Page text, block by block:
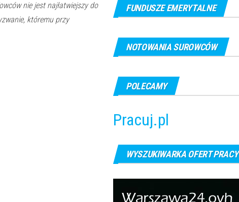
nie jest najłatwiejszy do
któremu przy
FUNDUSZE EMERYTALNE
NOTOWANIA SUROWCÓW
POLECAMY
Pracuj.pl
WYSZUKIWARKA OFERT PRACY